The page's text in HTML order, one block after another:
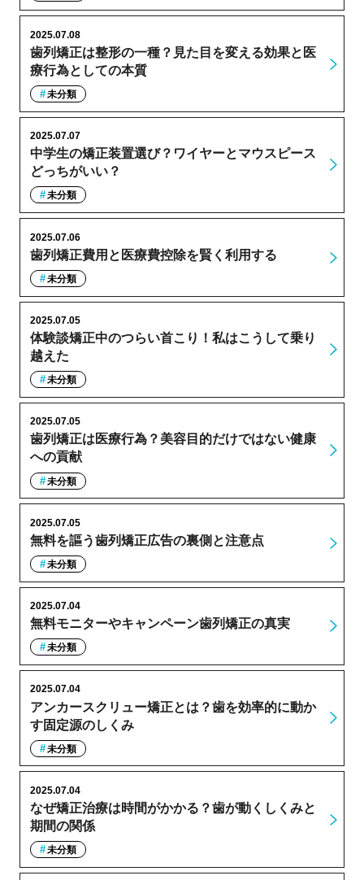
歯列矯正は整形の一種？見た目を変える効果と医
療行為としての本質
2025.07.08
未分類
中学生の矯正装置選び？ワイヤーとマウスピース
どっちがいい？
2025.07.07
未分類
歯列矯正費用と医療費控除を賢く利用する
2025.07.06
未分類
体験談矯正中のつらい首こり！私はこうして乗り
越えた
2025.07.05
未分類
歯列矯正は医療行為？美容目的だけではない健康
への貢献
2025.07.05
未分類
無料を謳う歯列矯正広告の裏側と注意点
2025.07.05
未分類
無料モニターやキャンペーン歯列矯正の真実
2025.07.04
未分類
アンカースクリュー矯正とは？歯を効率的に動か
す固定源のしくみ
2025.07.04
未分類
なぜ矯正治療は時間がかかる？歯が動くしくみと
期間の関係
2025.07.04
未分類